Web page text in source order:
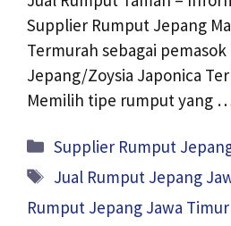
Supplier Rumput Jepang
Termurah sebagai
Jepang/Zoysia Japonica
Memilih tipe rumput yang
Kategori
Supplier Rumput
Tag
Jual Rumput Jepang
Rumput Jepang Jawa Timur